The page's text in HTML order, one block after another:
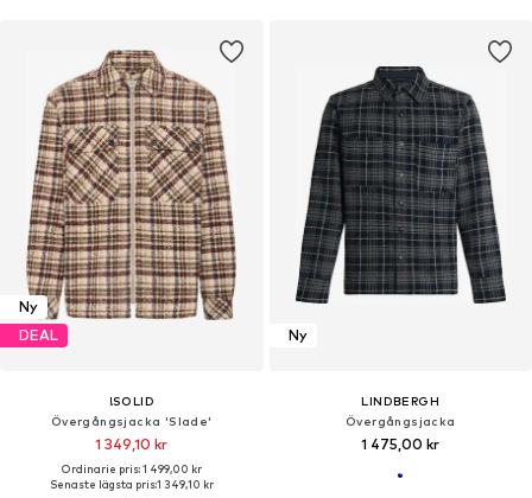
Ny
DEAL
!SOLID
Övergångsjacka 'Slade'
1 349,10 kr
Ordinarie pris: 1 499,00 kr
Senaste lägsta pris:1 349,10 kr
Ny
LINDBERGH
Övergångsjacka
1 475,00 kr